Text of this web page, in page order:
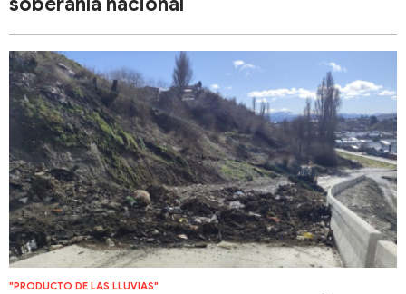
"PRODUCTO DE LAS LLUVIAS"